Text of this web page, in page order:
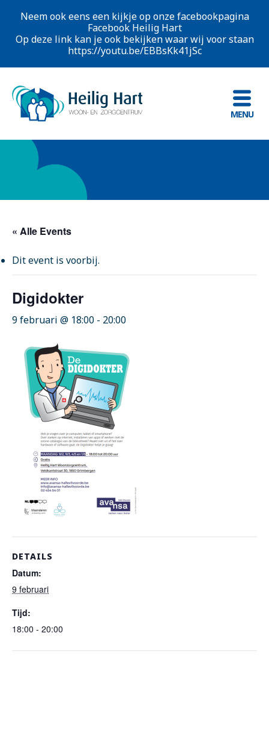
Neem ook eens een kijkje op onze facebookpagina
Facebook Heilig Hart
Op deze link kan je ook bekijken waar wij voor staan
https://youtu.be/EBBsKk41jSc
MENU
« Alle Events
Dit event is voorbij.
Digidokter
9 februari @ 18:00 - 20:00
DETAILS
Datum:
9 februari
Tijd:
18:00 - 20:00